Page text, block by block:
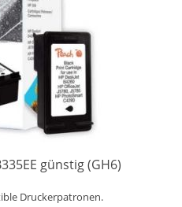
günstig (GH6)
Druckerpatronen.